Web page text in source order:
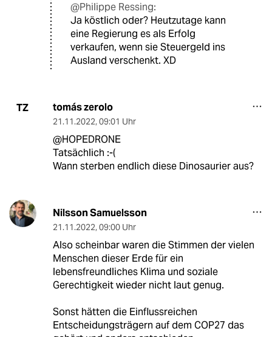
@Philippe Ressing:
Ja köstlich oder? Heutzutage kann
eine Regierung es als Erfolg
verkaufen, wenn sie Steuergeld ins
Ausland verschenkt. XD
TZ tomás zerolo
21.11.2022, 09:01 Uhr
@HOPEDRONE
Tatsächlich :-(
Wann sterben endlich diese Dinosaurier aus?
Nilsson Samuelsson
21.11.2022, 09:00 Uhr
Also scheinbar waren die Stimmen der vielen
Menschen dieser Erde für ein
lebensfreundliches Klima und soziale
Gerechtigkeit wieder nicht laut genug.
Sonst hätten die Einflussreichen
Entscheidungsträgern auf dem COP27 das